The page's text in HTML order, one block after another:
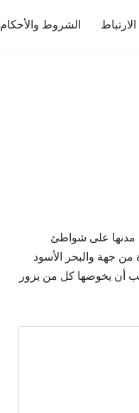
الشروط والأحكام
مدنها على شواطئ
من جهة والبحر الأسود
أن يخوضها كل من يزور